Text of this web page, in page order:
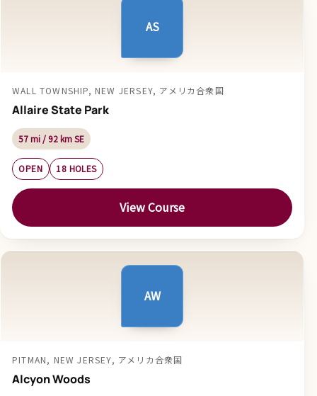
AS
WALL TOWNSHIP, NEW JERSEY, アメリカ合衆国
Allaire State Park
57 mi / 92 km SE
OPEN 18 HOLES
View Course
AW
PITMAN, NEW JERSEY, アメリカ合衆国
Alcyon Woods